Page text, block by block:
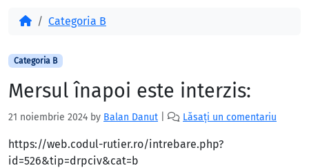
AcasăCategoria B
Categoria B
Mersul înapoi este interzis:
21 noiembrie 2024 by Balan Danut Lăsați un comentariu
https://web.codul-rutier.ro/intrebare.php?
id=526&tip=drpciv&cat=b